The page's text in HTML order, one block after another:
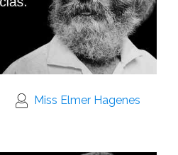
Miss Elmer Hagenes